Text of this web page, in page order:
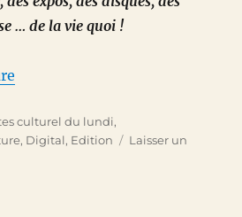
… de la vie quoi !
culturel du lundi,
, Digital, Edition
Laisser un